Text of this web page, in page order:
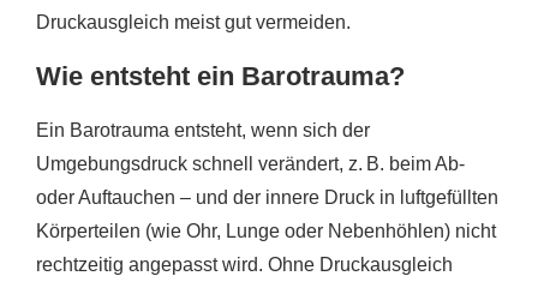
Druckausgleich meist gut vermeiden.
Wie entsteht ein Barotrauma?
Ein Barotrauma entsteht, wenn sich der
Umgebungsdruck schnell verändert, z. B. beim Ab-
oder Auftauchen – und der innere Druck in luftgefüllten
Körperteilen (wie Ohr, Lunge oder Nebenhöhlen) nicht
rechtzeitig angepasst wird. Ohne Druckausgleich